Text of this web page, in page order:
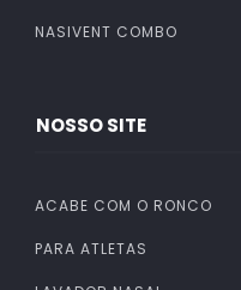
NASIVENT COMBO
NOSSO SITE
ACABE COM O RONCO
PARA ATLETAS